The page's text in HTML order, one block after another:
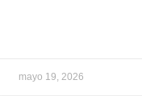
mayo 19, 2026